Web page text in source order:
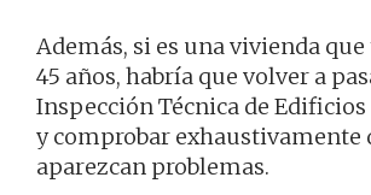
Además, si es una vivienda
45 años, habría que volver a
Inspección Técnica de Edificios
y comprobar exhaustivamente
aparezcan problemas.